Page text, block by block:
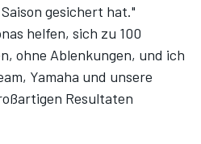
gesichert hat."
helfen, sich zu 100
ohne Ablenkungen, und ich
Yamaha und unsere
Resultaten